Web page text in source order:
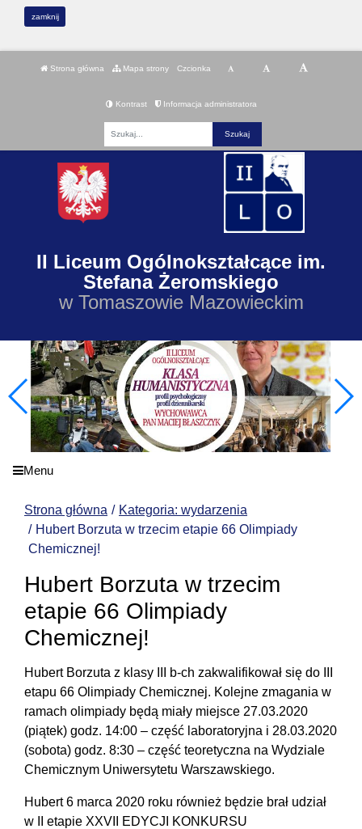
zamknij
Strona główna Mapa strony Czcionka
Kontrast Informacja administratora
II Liceum Ogólnokształcące im.
Stefana Żeromskiego
w Tomaszowie Mazowieckim
Menu
Strona główna
Kategoria: wydarzenia
Hubert Borzuta w trzecim etapie 66 Olimpiady
Chemicznej!
Hubert Borzuta w trzecim
etapie 66 Olimpiady
Chemicznej!
Hubert Borzuta z klasy III b-ch zakwalifikował się do III
etapu 66 Olimpiady Chemicznej. Kolejne zmagania w
ramach olimpiady będą miały miejsce 27.03.2020
(piątek) godz. 14:00 – część laboratoryjna i 28.03.2020
(sobota) godz. 8:30 – część teoretyczna na Wydziale
Chemicznym Uniwersytetu Warszawskiego.
Hubert 6 marca 2020 roku również będzie brał udział
w II etapie XXVII EDYCJI KONKURSU